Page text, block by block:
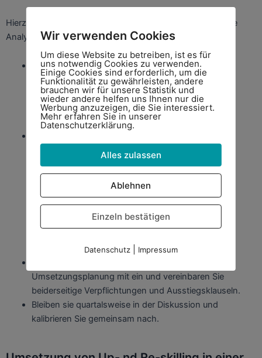
Hierzu vier wichtige Empfehlungen, die Sie durch eine gute
Analyse der Mitarbeiter abdecken können.
Nur engagierte, für die Sache begeisterte und vom
Umfeld überzeugte Mitarbeiter sind für umfassende
Fortbildungen vorzusehen.
Diese HR Analytics werden über HARRISON
ASSESSMENTS ermöglicht
Entscheidungsbefugnisse
Zusammenarbeit bei Innovation
Beförderungen und Arbeitsorte
Umsetzungsplanung mit ein und vereinbaren Sie
beiderseitige Verpflichtungen und Ausstiegsklauseln.
Bleiben sie quartalsweise in der Diskussion und
kalibrieren Sie gemeinsam nach.
Wir verwenden Cookies
Um diese Website zu betreiben, ist es für
uns notwendig Cookies zu verwenden.
Einige Cookies sind erforderlich, um die
Funktionalität zu gewährleisten, andere
brauchen wir für unsere Statistik und
wieder andere helfen uns Ihnen nur die
Werbung anzuzeigen, die Sie interessiert.
Mehr erfahren Sie in unserer
Datenschutzerklärung.
Alles zulassen
Ablehnen
Einzeln bestätigen
Datenschutz| Impressum